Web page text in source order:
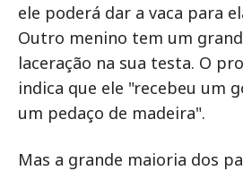
ele poderá dar a vaca para
Outro menino tem um
laceração na sua testa. O
indica que ele "recebeu um
um pedaço de madeira".
Mas a grande maioria dos